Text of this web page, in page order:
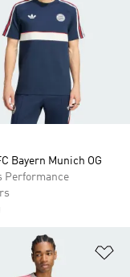
Bayern Munich OG
Performance
Liste de produits